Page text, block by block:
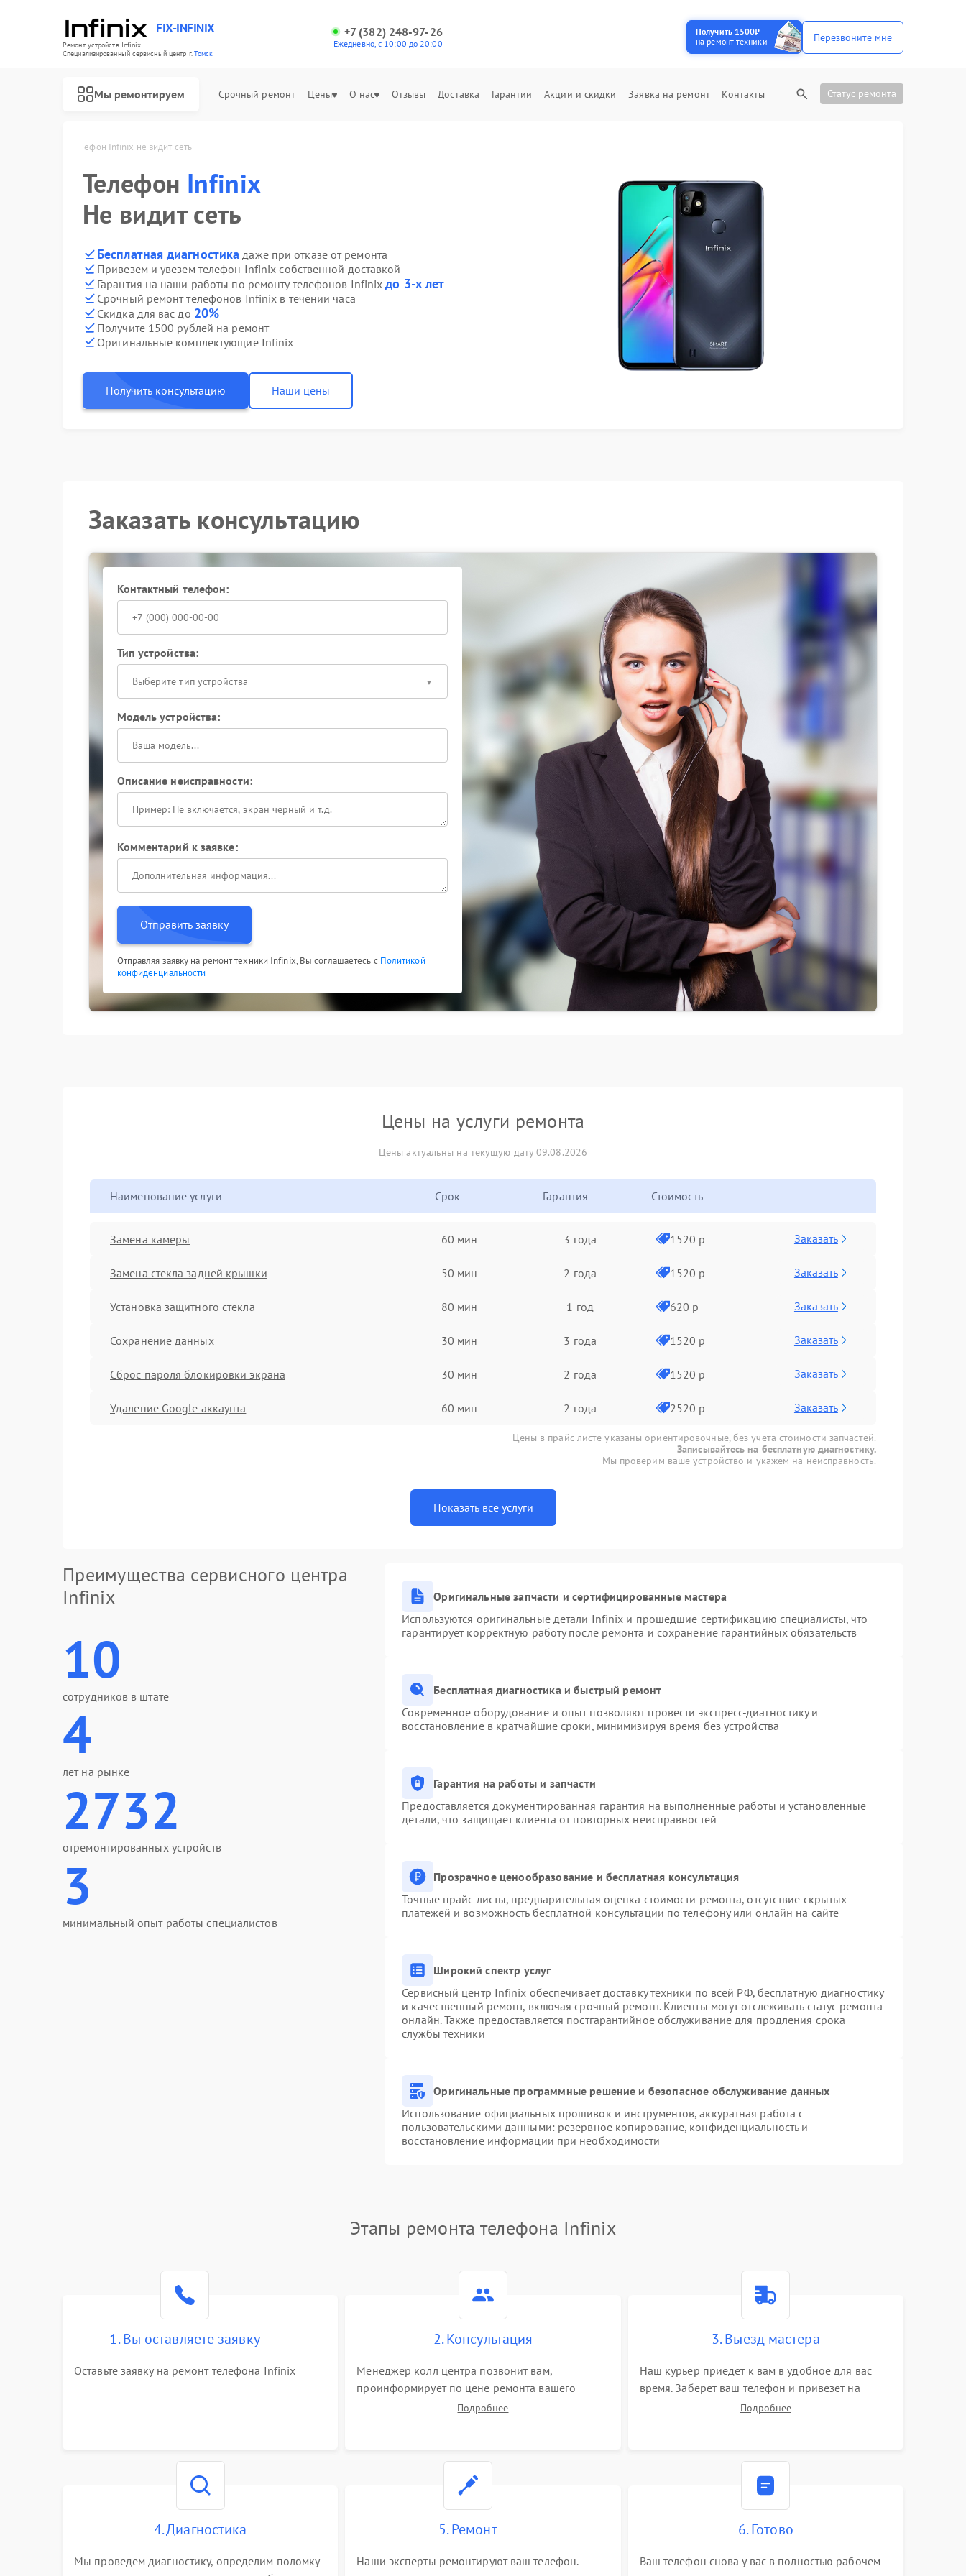
FIX-INFINIX
Ремонт устройств Infinix
Специализированный cервисный центр г.Томск
+7 (382) 248-97-26
Ежедневно, с 10:00 до 20:00
Получить 1500₽
на ремонт техники
Перезвоните мне
Мы ремонтируем Срочный ремонт Цены О нас Отзывы Доставка Гарантии Акции и скидки Заявка на ремонт Контакты Статус ремонта
Телефон Infinix не видит сеть
Телефон Infinix
Не видит сеть
Бесплатная диагностика даже при отказе от ремонта
Привезем и увезем телефон Infinix собственной доставкой
Гарантия на наши работы по ремонту телефонов Infinixдо 3-х лет
Срочный ремонт телефонов Infinix в течении часа
Скидка для вас до 20%
Получите 1500 рублей на ремонт
Оригинальные комплектующие Infinix
Получить консультацию Наши цены
Заказать консультацию
Контактный телефон:
Тип устройства:
Выберите тип устройства
Модель устройства:
Описание неисправности:
Комментарий к заявке:
Отправить заявку
Отправляя заявку на ремонт техники Infinix, Вы соглашаетесь с Политикой
конфиденциальности
Цены на услуги ремонта
Цены актуальны на текущую дату 09.08.2026
Наименование услуги Срок Гарантия Стоимость
Замена камеры 60 мин 3 года 1520 р Заказать
Замена стекла задней крышки 50 мин 2 года 1520 р Заказать
Установка защитного стекла 80 мин 1 год 620 р Заказать
Сохранение данных 30 мин 3 года 1520 р Заказать
Сброс пароля блокировки экрана 30 мин 2 года 1520 р Заказать
Удаление Google аккаунта 60 мин 2 года 2520 р Заказать
Цены в прайс-листе указаны ориентировочные, без учета стоимости запчастей.
Записывайтесь на бесплатную диагностику.
Мы проверим ваше устройство и укажем на неисправность.
Показать все услуги
Преимущества сервисного центра
Infinix
10
сотрудников в штате
4
лет на рынке
2732
отремонтированных устройств
3
минимальный опыт работы специалистов
Оригинальные запчасти и сертифицированные мастера
Используются оригинальные детали Infinix и прошедшие сертификацию специалисты, что
гарантирует корректную работу после ремонта и сохранение гарантийных обязательств
Бесплатная диагностика и быстрый ремонт
Современное оборудование и опыт позволяют провести экспресс-диагностику и
восстановление в кратчайшие сроки, минимизируя время без устройства
Гарантия на работы и запчасти
Предоставляется документированная гарантия на выполненные работы и установленные
детали, что защищает клиента от повторных неисправностей
Прозрачное ценообразование и бесплатная консультация
Точные прайс-листы, предварительная оценка стоимости ремонта, отсутствие скрытых
платежей и возможность бесплатной консультации по телефону или онлайн на сайте
Широкий спектр услуг
Сервисный центр Infinix обеспечивает доставку техники по всей РФ, бесплатную диагностику
и качественный ремонт, включая срочный ремонт. Клиенты могут отслеживать статус ремонта
онлайн. Также предоставляется постгарантийное обслуживание для продления срока
службы техники
Оригинальные программные решение и безопасное обслуживание данных
Использование официальных прошивок и инструментов, аккуратная работа с
пользовательскими данными: резервное копирование, конфиденциальность и
восстановление информации при необходимости
Этапы ремонта телефона Infinix
1. Вы оставляете заявку
Оставьте заявку на ремонт телефона Infinix
2. Консультация
Менеджер колл центра позвонит вам,
проинформирует по цене ремонта вашего
телефона а также ответит на все ваши вопросы.
Подробнее
3. Выезд мастера
Наш курьер приедет к вам в удобное для вас
время. Заберет ваш телефон и привезет на
склад для диагностики.Подробнее
4. Диагностика
Мы проведем диагностику, определим поломку
5. Ремонт
Наши эксперты ремонтируют ваш телефон.
6. Готово
Ваш телефон снова у вас в полностью рабочем